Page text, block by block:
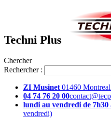
Techni Plus
Chercher
Rechercher :
ZI Musinet 01460
04 74 76 20 00
lundi au vendredi de 7h30
vendredi)